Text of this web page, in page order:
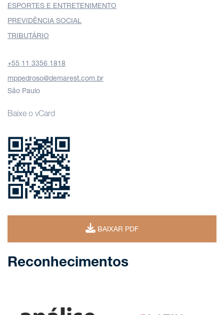
ESPORTES E ENTRETENIMENTO
PREVIDÊNCIA SOCIAL
TRIBUTÁRIO
+55 11 3356 1818
mppedroso@demarest.com.br
São Paulo
Baixe o vCard
BAIXAR PDF
Reconhecimentos